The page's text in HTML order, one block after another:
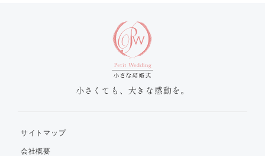
小さくても、大きな感動を。
サイトマップ
会社概要